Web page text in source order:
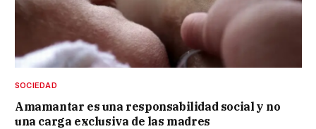
SOCIEDAD
Amamantar es una responsabilidad social y no
una carga exclusiva de las madres